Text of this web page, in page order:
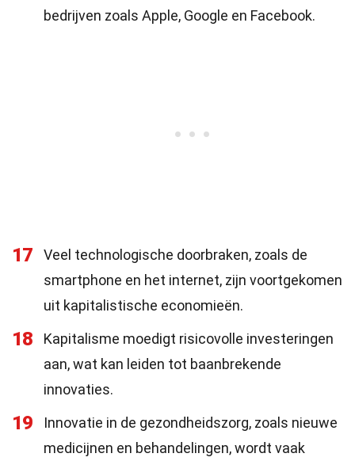
bedrijven zoals Apple, Google en Facebook.
17
Veel technologische doorbraken, zoals de
smartphone en het internet, zijn voortgekomen
uit kapitalistische economieën.
18
Kapitalisme moedigt risicovolle investeringen
aan, wat kan leiden tot baanbrekende
innovaties.
19
Innovatie in de gezondheidszorg, zoals nieuwe
medicijnen en behandelingen, wordt vaak